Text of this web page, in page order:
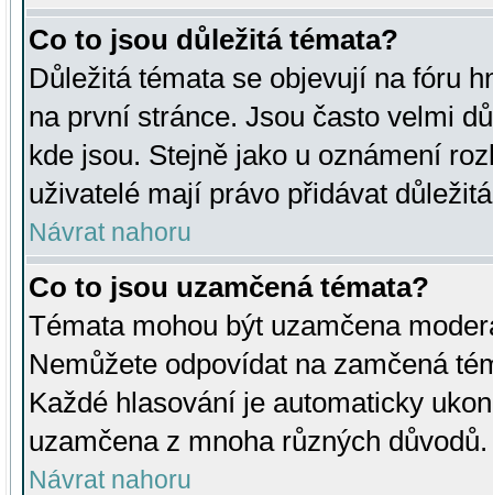
Co to jsou důležitá témata?
Důležitá témata se objevují na fóru
na první stránce. Jsou často velmi
kde jsou. Stejně jako u oznámení
uživatelé mají právo přidávat
Návrat nahoru
Co to jsou uzamčená témata?
Témata mohou být uzamčena
Nemůžete odpovídat na zamčená
Každé hlasování je automaticky
uzamčena z mnoha různých důvodů.
Návrat nahoru